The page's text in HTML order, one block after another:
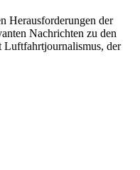
Herausforderungen der
Nachrichten zu den
Luftfahrtjournalismus, der